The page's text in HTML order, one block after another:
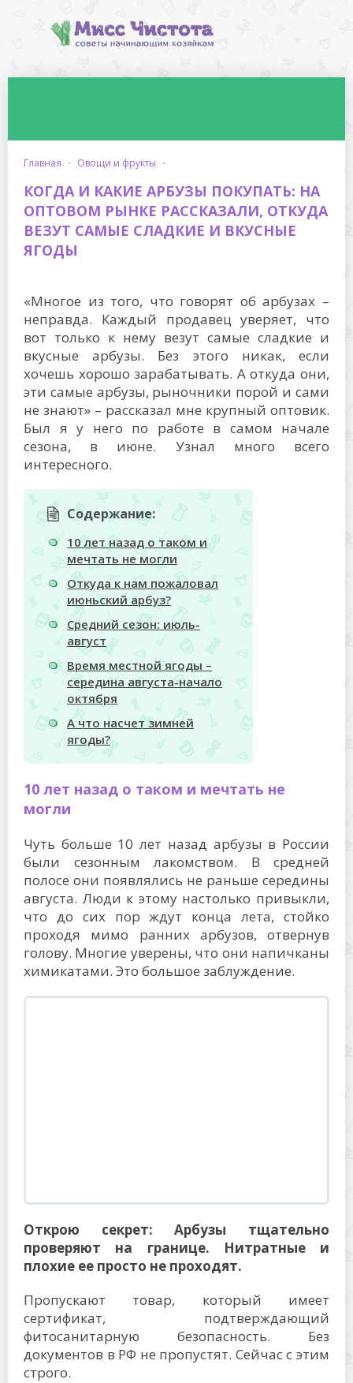
главная · овощи и фрукты ·
КОГДА И КАКИЕ АРБУЗЫ ПОКУПАТЬ: НА
ОПТОВОМ РЫНКЕ РАССКАЗАЛИ, ОТКУДА
ВЕЗУТ САМЫЕ СЛАДКИЕ И ВКУСНЫЕ
ЯГОДЫ
«Многое из того, что говорят об арбузах –
неправда. Каждый продавец уверяет, что
вот только к нему везут самые сладкие и
вкусные арбузы. Без этого никак, если
хочешь хорошо зарабатывать. А откуда они,
эти самые арбузы, рыночники порой и сами
не знают» – рассказал мне крупный оптовик.
Был я у него по работе в самом начале
сезона, в июне. Узнал много всего
интересного.
Содержание:
10 лет назад о таком и
мечтать не могли
Откуда к нам пожаловал
июньский арбуз?
Средний сезон: июль-
август
Время местной ягоды –
середина августа-начало
октября
А что насчет зимней
ягоды?
10 лет назад о таком и мечтать не
могли
Чуть больше 10 лет назад арбузы в России
были сезонным лакомством. В средней
полосе они появлялись не раньше середины
августа. Люди к этому настолько привыкли,
что до сих пор ждут конца лета, стойко
проходя мимо ранних арбузов, отвернув
голову. Многие уверены, что они напичканы
химикатами. Это большое заблуждение.
Открою секрет: Арбузы тщательно
проверяют на границе. Нитратные и
плохие ее просто не проходят.
Пропускают товар, который имеет
сертификат, подтверждающий
фитосанитарную безопасность. Без
документов в РФ не пропустят. Сейчас с этим
строго.